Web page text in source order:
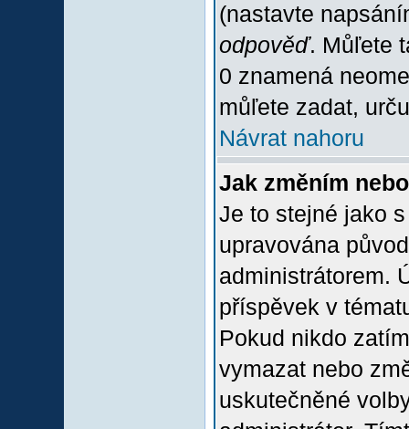
(nastavte
odpověď. Můľete
0 znamená
můľete zadat,
Návrat nahoru
Jak změním
Je to stejné jako
upravována
administrátorem.
příspěvek v
Pokud nikdo
vymazat nebo
uskutečněné